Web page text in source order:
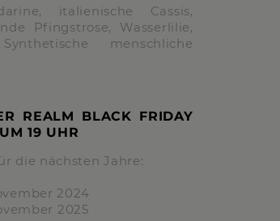
italienische Cassis,
Pfingstrose, Wasserlilie,
menschliche
REALM BLACK FRIDAY
UM19 UHR
die nächsten Jahre:
2024
2025